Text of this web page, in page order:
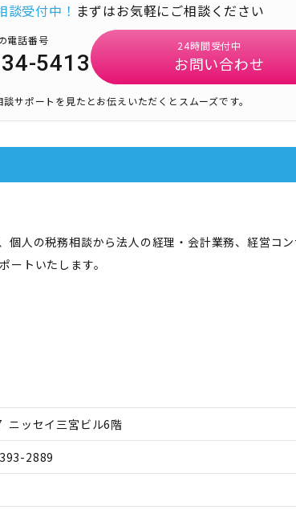
談受付中！ まずはお気軽にご相談ください
電話番号
5413
24時間受付中
お問い合わせ
サポートを見たとお伝えいただくとスムーズです。
個人の税務相談から法人の経理・会計業務、経営コ
ートいたします。
ニッセイ三宮ビル6階
2889